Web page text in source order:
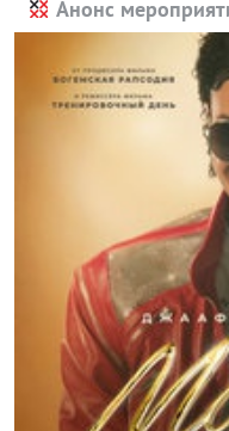
Анонс